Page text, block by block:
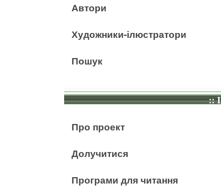
Автори
Художники-ілюстратори
Пошук
::
Про проект
Долучитися
Програми для читання